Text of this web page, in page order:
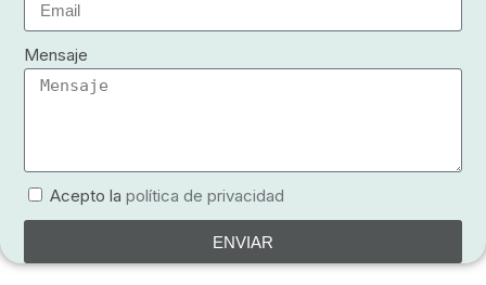
Mensaje
Acepto lapolítica de privacidad
ENVIAR